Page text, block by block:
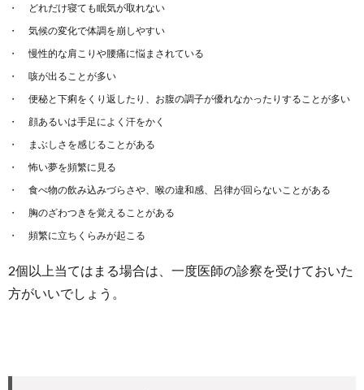
どれだけ寝ても眠気が取れない
気候の変化で体調を崩しやすい
慢性的な肩こりや腰痛に悩まされている
咳が出ることが多い
便秘と下痢をくり返したり、お腹の調子が優れなかったりすることが多い
顔あるいは手足によく汗をかく
まぶしさを感じることがある
怖い夢を頻繁に見る
食べ物の飲み込みづらさや、喉の違和感、呂律が回らないことがある
胸のざわつきを覚えることがある
頻繁に立ちくらみが起こる
2個以上当てはまる場合は、一度医師の診察を受けておいた
方がいいでしょう。